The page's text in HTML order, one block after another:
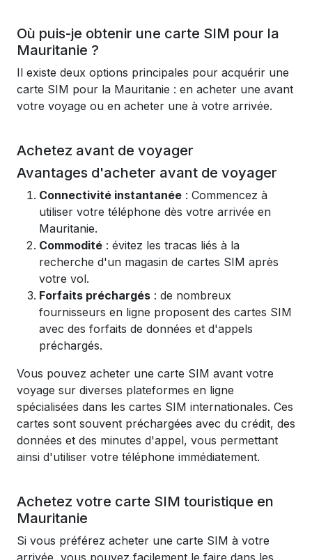
Où puis-je obtenir une carte SIM pour la
Mauritanie ?
Il existe deux options principales pour acquérir une
carte SIM pour la Mauritanie : en acheter une avant
votre voyage ou en acheter une à votre arrivée.
Achetez avant de voyager
Avantages d'acheter avant de voyager
Connectivité instantanée : Commencez à
utiliser votre téléphone dès votre arrivée en
Mauritanie.
Commodité : évitez les tracas liés à la
recherche d'un magasin de cartes SIM après
votre vol.
Forfaits préchargés : de nombreux
fournisseurs en ligne proposent des cartes SIM
avec des forfaits de données et d'appels
préchargés.
Vous pouvez acheter une carte SIM avant votre
voyage sur diverses plateformes en ligne
spécialisées dans les cartes SIM internationales. Ces
cartes sont souvent préchargées avec du crédit, des
données et des minutes d'appel, vous permettant
ainsi d'utiliser votre téléphone immédiatement.
Achetez votre carte SIM touristique en
Mauritanie
Si vous préférez acheter une carte SIM à votre
arrivée, vous pouvez facilement le faire dans les